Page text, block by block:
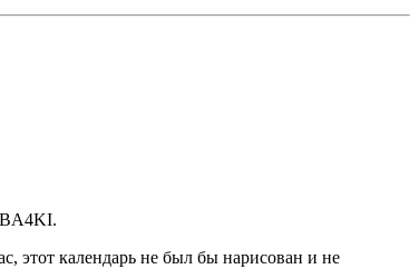
этот календарь не был бы нарисован и не